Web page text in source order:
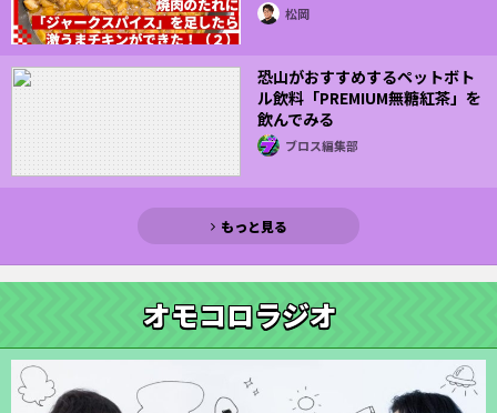
（２）
松岡
恐山がおすすめするペットボト
ル飲料「PREMIUM無糖紅茶」を
飲んでみる
ブロス編集部
もっと見る
オモコロラジオ